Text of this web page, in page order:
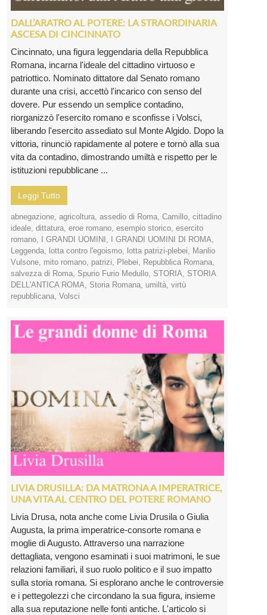
DALL’ARATRO AL POTERE: LA STRAORDINARIA
ASCESA DI CINCINNATO
Cincinnato, una figura leggendaria della Repubblica
Romana, incarna l'ideale del cittadino virtuoso e
patriottico. Nominato dittatore dal Senato romano
durante una crisi, accettò l'incarico con senso del
dovere. Pur essendo un semplice contadino,
riorganizzò l'esercito romano e sconfisse i Volsci,
liberando l'esercito assediato sul Monte Algido. Dopo la
vittoria, rinunciò rapidamente al potere e tornò alla sua
vita da contadino, dimostrando umiltà e rispetto per le
istituzioni repubblicane ...
Leggi Tutto
abnegazione agricoltura assedio di Roma Camillo cittadino
ideale dittatura eroe romano esempio storico esercito
romano
I GRANDI UOMINI I GRANDI UOMINI DI ROMA
Leggenda
lotta contro l'egoismo lotta patrizi-plebei
Manlio
Vulsone mito romano patrizi Plebei Repubblica Romana
salvezza di Roma Spurio Furio Medullo STORIA
STORIA
DELL'ANTICA ROMA
Storia Romana umiltà virtù
repubblicana Volsci
LIVIA DRUSILLA: DA MATRONA A IMPERATRICE,
UNA VITA AL CENTRO DEL POTERE ROMANO
Livia Drusa, nota anche come Livia Drusila o Giulia
Augusta, la prima imperatrice-consorte romana e
moglie di Augusto. Attraverso una narrazione
dettagliata, vengono esaminati i suoi matrimoni, le sue
relazioni familiari, il suo ruolo politico e il suo impatto
sulla storia romana. Si esplorano anche le controversie
e i pettegolezzi che circondano la sua figura, insieme
alla sua reputazione nelle fonti antiche. L'articolo si